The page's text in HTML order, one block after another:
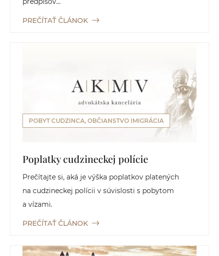
PREČÍTAŤ ČLÁNOK
POBYT CUDZINCA, OBČIANSTVO IMIGRÁCIA
Poplatky cudzineckej polície
Prečítajte si, aká je výška poplatkov platených
na cudzineckej polícii v súvislosti s pobytom
a vízami.
PREČÍTAŤ ČLÁNOK